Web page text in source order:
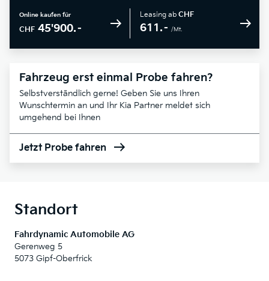
Online kaufen für
CHF 45'900.–
Leasing ab CHF
611.– /Mt.
Fahrzeug erst einmal Probe fahren?
Selbstverständlich gerne! Geben Sie uns Ihren
Wunschtermin an und Ihr Kia Partner meldet sich
umgehend bei Ihnen
Jetzt Probe fahren
Standort
Fahrdynamic Automobile AG
Gerenweg 5
5073 Gipf-Oberfrick